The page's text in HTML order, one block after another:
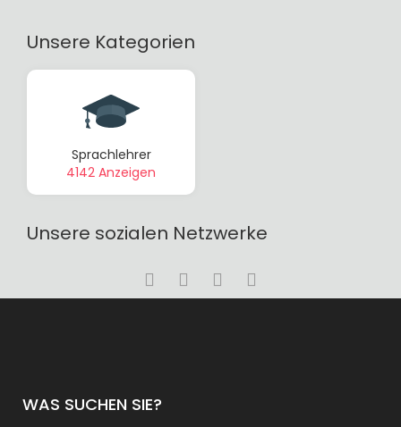
Unsere Kategorien
Sprachlehrer
4142 Anzeigen
Unsere sozialen Netzwerke
WAS SUCHEN SIE?